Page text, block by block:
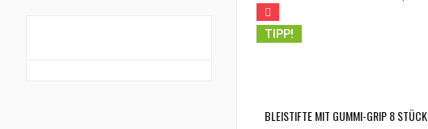
TIPP!
BLEISTIFTE MIT GUMMI-GRIP 8 STÜCK